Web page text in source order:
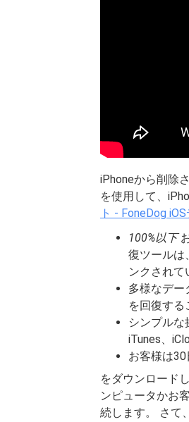
iPhoneから削除
を使用して、
ト - FoneDog
100%以下
復ツールは
ンクされて
多様なデー
を回復する
シンプルな
iTunes、
お客様は30
をダウンロード
ンピュータかお
続します。 さて